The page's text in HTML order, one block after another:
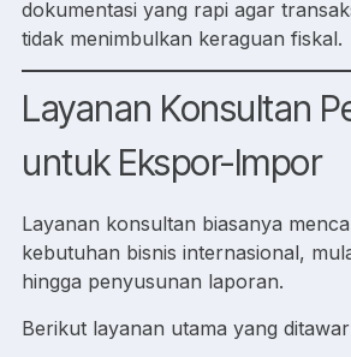
dokumentasi yang rapi agar
tidak menimbulkan keraguan fiskal.
Layanan Konsultan
untuk Ekspor-Impor
Layanan konsultan biasanya
kebutuhan bisnis internasional,
hingga penyusunan laporan.
Berikut layanan utama yang